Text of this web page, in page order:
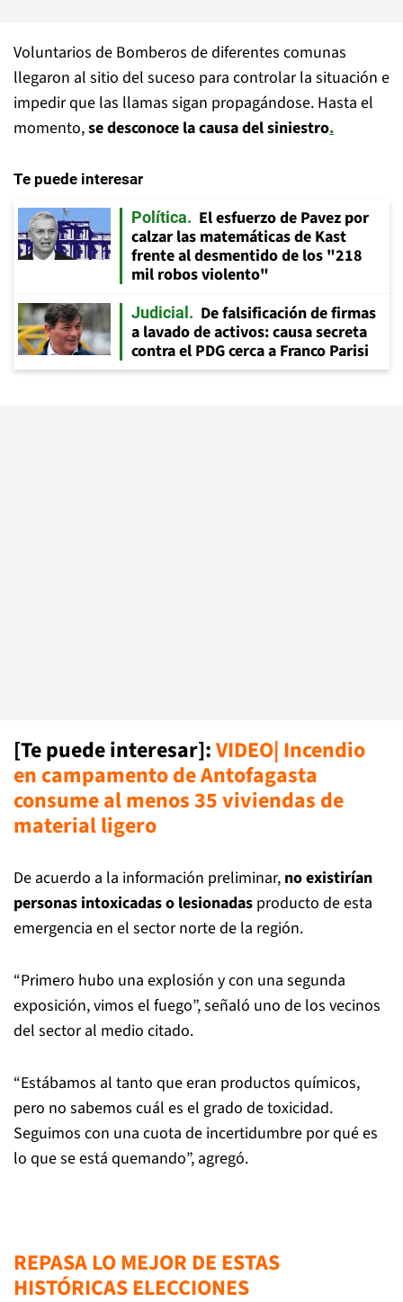
Voluntarios de Bomberos de diferentes comunas
llegaron al sitio del suceso para controlar la situación e
impedir que las llamas sigan propagándose. Hasta el
momento,se desconoce la causa del siniestro.
Te puede interesar
Política
El esfuerzo de Pavez por
calzar las matemáticas de Kast
frente al desmentido de los "218
mil robos violento"
Judicial
De falsificación de firmas
a lavado de activos: causa secreta
contra el PDG cerca a Franco Parisi
[Te puede interesar]:VIDEO| Incendio
en campamento de Antofagasta
consume al menos 35 viviendas de
material ligero
De acuerdo a la información preliminar, no existirían
personas intoxicadas o lesionadas producto de esta
emergencia en el sector norte de la región.
“Primero hubo una explosión y con una segunda
exposición, vimos el fuego”, señaló uno de los vecinos
del sector al medio citado.
“Estábamos al tanto que eran productos químicos,
pero no sabemos cuál es el grado de toxicidad.
Seguimos con una cuota de incertidumbre por qué es
lo que se está quemando”, agregó.
REPASA LO MEJOR DE ESTAS
HISTÓRICAS ELECCIONES